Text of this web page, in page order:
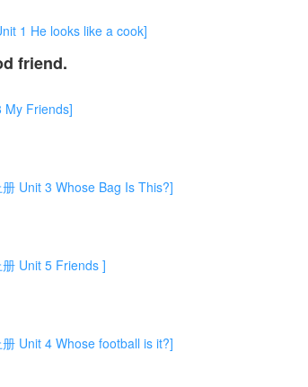
1 He looks like a cook]
friend.
My Friends]
Unit 3 Whose Bag Is This?]
Unit 5 Friends ]
Unit 4 Whose football is it?]